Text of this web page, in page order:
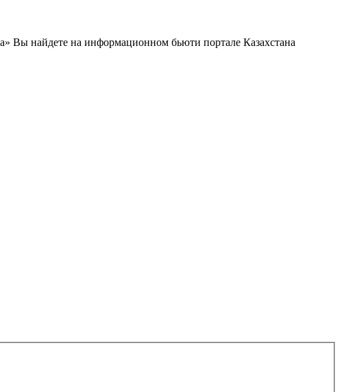
Вы найдете на информационном бьюти портале Казахстана